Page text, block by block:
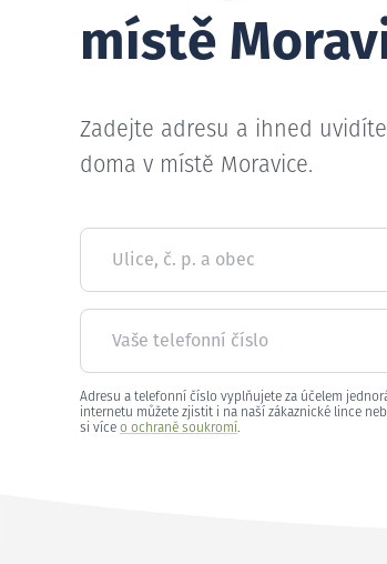
místě
Zadejte adresu a ihned
doma v místě Moravice.
Ulice, č. p. a obec
Vaše telefonní číslo
Adresu a telefonní číslo vyplňujete za účelem
internetu můžete zjistit i na naší zákaznické lince
si více o ochraně soukromí.